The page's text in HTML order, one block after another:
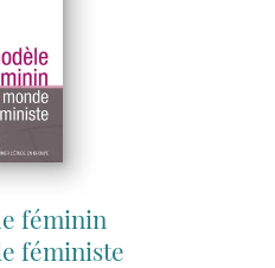
féminin
féministe